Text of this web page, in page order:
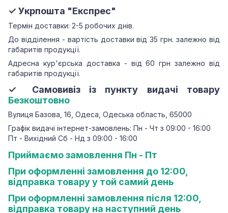
✓ Укрпошта "Експрес"
Термін доставки: 2-5 робочих днів.
До відділення - вартість доставки від 35 грн.залежно від
габаритів продукції.
Адресна кур'єрська доставка - від 60 грн залежно від
габаритів продукції.
✓ Самовивіз із пункту видачі товару
Безкоштовно
Вулиця Базова, 16, Одеса, Одеська область, 65000
Графік видачі інтернет-замовлень: Пн - Чт з 09:00 - 16:00
Пт - Вихідний Сб - Нд з 09:00 - 16:00
Приймаємо замовлення Пн - Пт
При оформленні замовлення до 12:00,
відправка товару у той самий день
При оформленні замовлення після 12:00,
відправка товару на наступний день